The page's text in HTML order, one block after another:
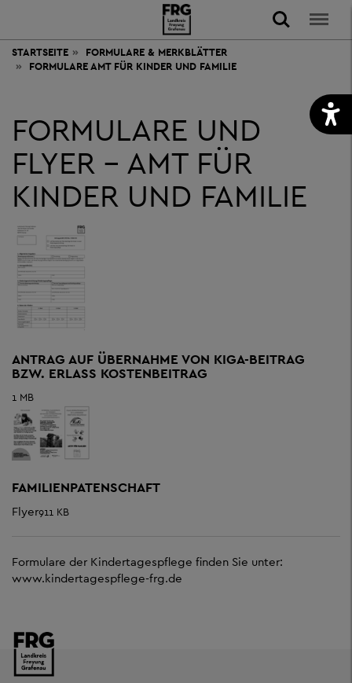
STARTSEITE
FORMULARE & MERKBLÄTTER
FORMULARE AMT FÜR KINDER UND FAMILIE
FORMULARE UND
FLYER - AMT FÜR
KINDER UND FAMILIE
ANTRAG AUF ÜBERNAHME VON KIGA-BEITRAG
BZW. ERLASS KOSTENBEITRAG
1 MB
FAMILIENPATENSCHAFT
Flyer911 KB
Formulare der Kindertagespflege finden Sie unter:
www.kindertagespflege-frg.de